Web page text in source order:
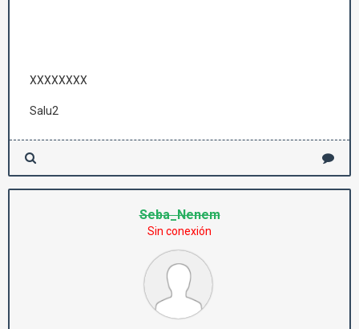
XXXXXXXX
Salu2
Seba_Nenem
Sin conexión